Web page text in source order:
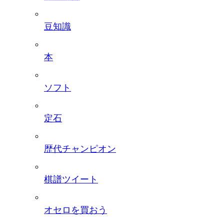
豆知識
本
ソフト
定石
歴代チャンピオン
棋譜ツイート
オセロを買おう